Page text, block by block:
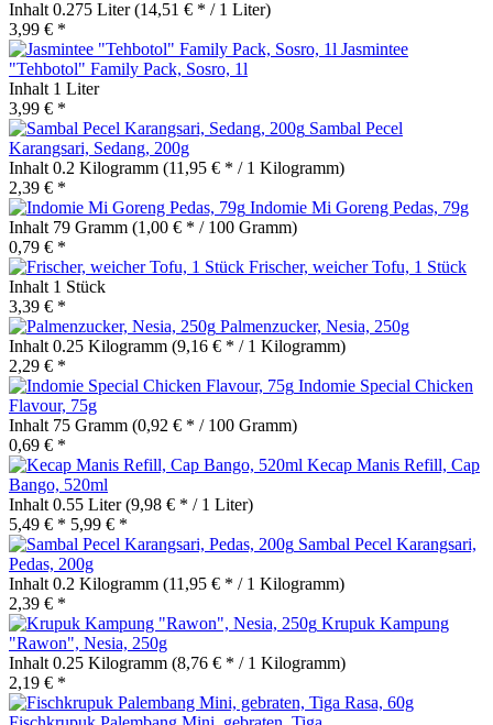
Inhalt 0.275 Liter(14,51 € * / 1 Liter)
3,99 € *
Jasmintee
"Tehbotol" Family Pack, Sosro, 1l
Inhalt 1 Liter
3,99 € *
Sambal Pecel
Karangsari, Sedang, 200g
Inhalt 0.2 Kilogramm (11,95 € * / 1 Kilogramm)
2,39 € *
Indomie Mi Goreng Pedas, 79g
Inhalt 79 Gramm (1,00 € * / 100 Gramm)
0,79 € *
Frischer, weicher Tofu, 1 Stück
Inhalt 1 Stück
3,39 € *
Palmenzucker, Nesia, 250g
Inhalt 0.25 Kilogramm (9,16 € * / 1 Kilogramm)
2,29 € *
Indomie Special Chicken
Flavour, 75g
Inhalt 75 Gramm (0,92 € * / 100 Gramm)
0,69 € *
Kecap Manis Refill, Cap
Bango, 520ml
Inhalt 0.55 Liter(9,98 € * / 1 Liter)
5,49 € * 5,99 € *
Sambal Pecel Karangsari,
Pedas, 200g
Inhalt 0.2 Kilogramm (11,95 € * / 1 Kilogramm)
2,39 € *
Krupuk Kampung
"Rawon", Nesia, 250g
Inhalt 0.25 Kilogramm (8,76 € * / 1 Kilogramm)
2,19 € *